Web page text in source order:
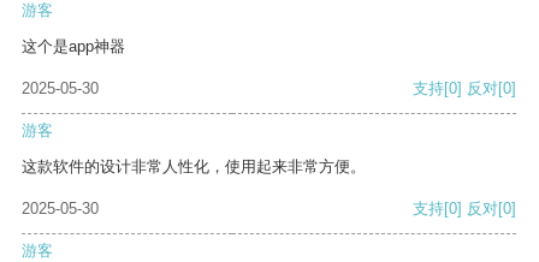
游客
这个是app神器
2025-05-30 支持[0] 反对[0]
游客
这款软件的设计非常人性化，使用起来非常方便。
2025-05-30 支持[0] 反对[0]
游客